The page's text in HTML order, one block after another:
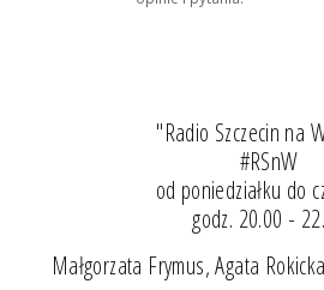
"Radio Szczecin na
#RSnW
od poniedziałku do
godz. 20.00 -
Małgorzata Frymus, Agata